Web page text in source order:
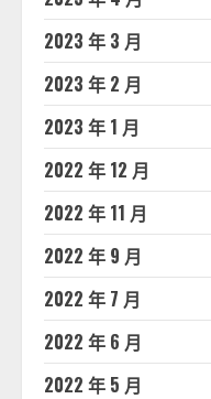
2023 年 3 月
2023 年 2 月
2023 年 1 月
2022 年 12 月
2022 年 11 月
2022 年 9 月
2022 年 7 月
2022 年 6 月
2022 年 5 月